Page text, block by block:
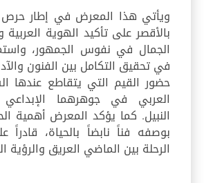
ويأتي هذا المعرض في إطار
بالأقصر على تأكيد الهوية
الجمال في نفوس الجمهور،
في تحقيق التكامل بين الفنون
حضور القيم التي يتقاطع عندها
العربي في جوهرهما الإبداعي
النبيل. كما يؤكد المعرض أهمية
بوصفه فناً نابضاً بالحياة، قادراً
الرحلة بين الماضي العريق والرؤية